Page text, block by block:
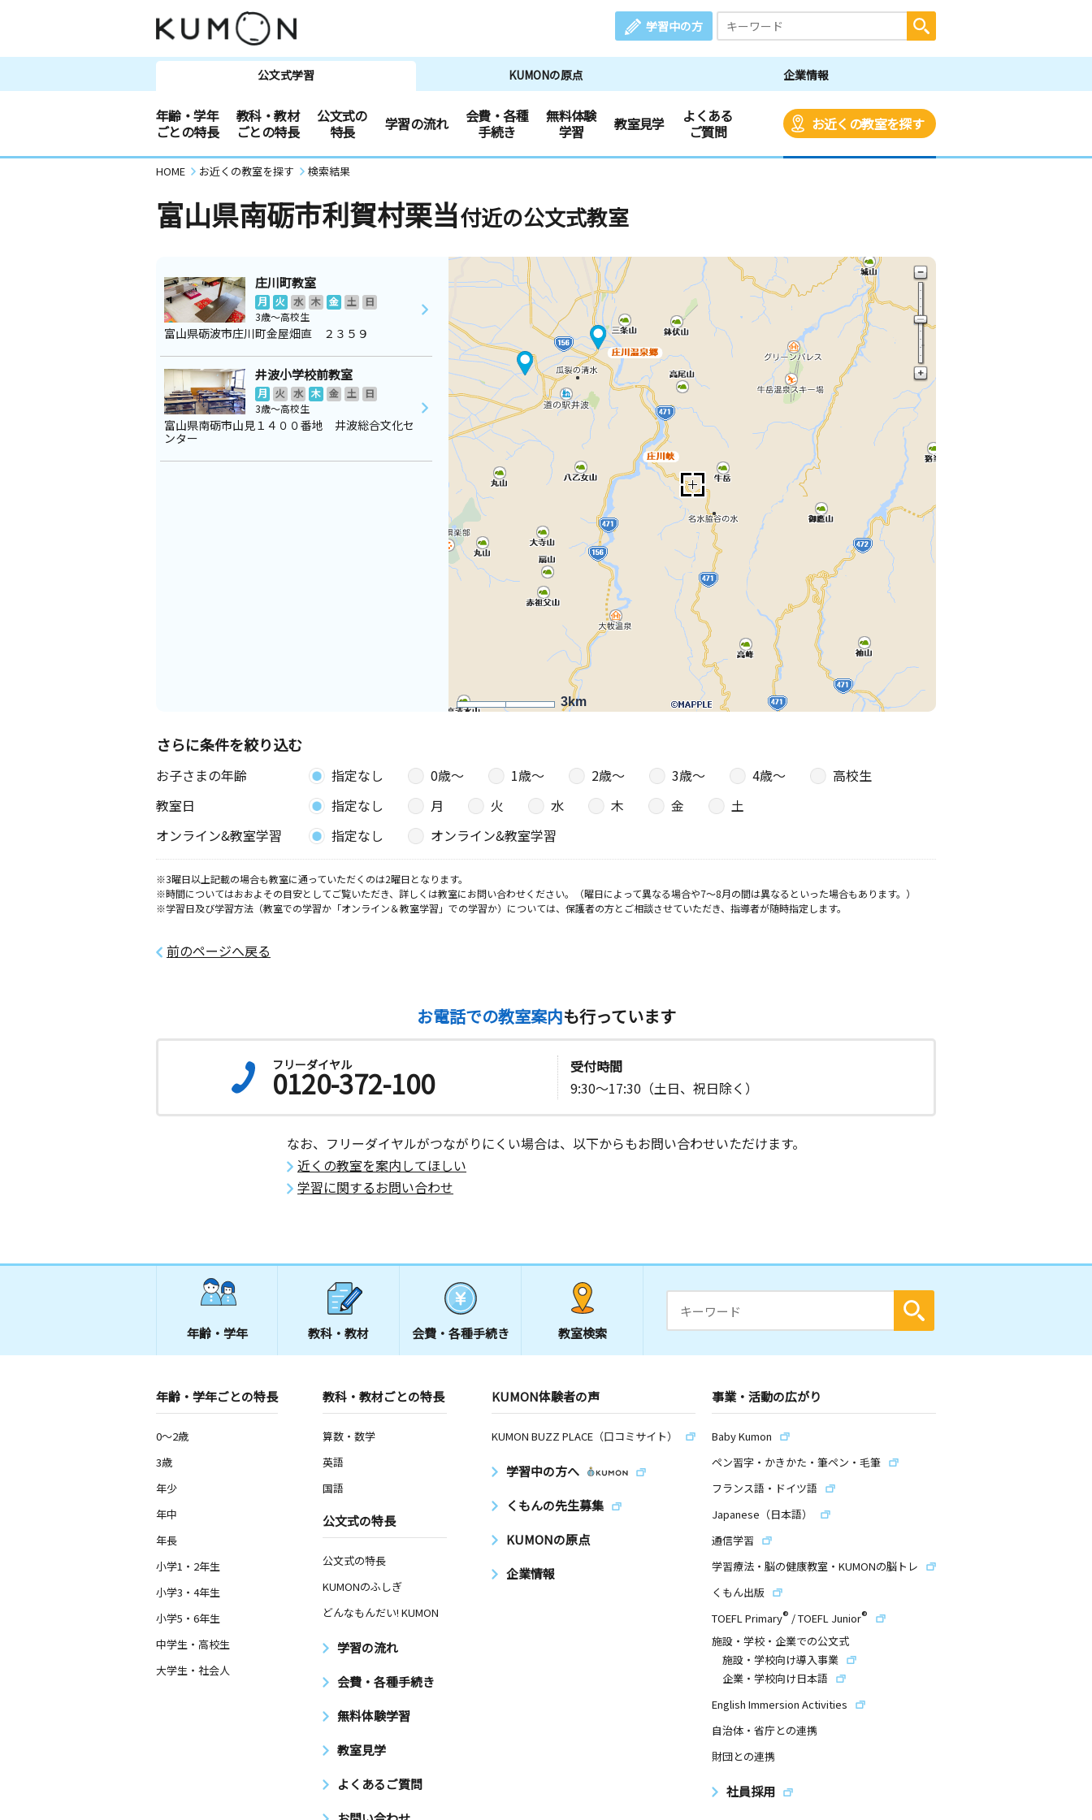
学習中の方
公文式学習 KUMONの原点 企業情報
年齢・学年
ごとの特長
教科・教材
ごとの特長
公文式の
特長
学習の流れ
会費・各種
手続き
無料体験
学習
教室見学
よくある
ご質問
お近くの教室を探す
HOME お近くの教室を探す 検索結果
富山県南砺市利賀村栗当付近の公文式教室
3km
庄川町教室
月 火 水 木 金 土
日
3歳～高校生
富山県砺波市庄川町金屋畑直 ２３５９
井波小学校前教室
月 火 水 木 金 土
日
3歳～高校生
富山県南砺市山見１４００番地 井波総合文化セ
ンター
さらに条件を絞り込む
お子さまの年齢 指定なし 0歳〜 1歳〜 2歳〜 3歳〜 4歳〜
高校生
教室日
指定なし 月 火 水 木 金
土
オンライン&教室学習
指定なし オンライン&教室学習
※3曜日以上記載の場合も教室に通っていただくのは2曜日となります。
※時間についてはおおよその目安としてご覧いただき、詳しくは教室にお問い合わせください。（曜日によって異なる場合や7～8月の間は異なるといった場合もあります。）
※学習日及び学習方法（教室での学習か「オンライン＆教室学習」での学習か）については、保護者の方とご相談させていただき、指導者が随時指定します。
前のページへ戻る
お電話での教室案内も行っています
フリーダイヤル
0120-372-100
受付時間
9:30～17:30（土日、祝日除く）
なお、フリーダイヤルがつながりにくい場合は、以下からもお問い合わせいただけます。
近くの教室を案内してほしい
学習に関するお問い合わせ
年齢・学年 教科・教材 会費・ 各種手続き 教室検索
年齢・学年ごとの特長
0～2歳
3歳
年少
年中
年長
小学1・2年生
小学3・4年生
小学5・6年生
中学生・高校生
大学生・社会人
教科・教材ごとの特長
算数・数学
英語
国語
公文式の特長
公文式の特長
KUMONのふしぎ
どんなもんだい! KUMON
学習の流れ
会費・各種手続き
無料体験学習
教室見学
よくあるご質問
KUMON体験者の声
KUMON BUZZ PLACE（口コミサイト）
学習中の方へ
くもんの先生募集
KUMONの原点
企業情報
事業・活動の広がり
Baby Kumon
ペン習字・かきかた・筆ペン・毛筆
フランス語・ドイツ語
Japanese（日本語）
通信学習
学習療法・脳の健康教室・KUMONの脳トレ
くもん出版
TOEFL Primary® /TOEFL Junior®
施設・学校・企業での公文式
施設・学校向け導入事業
企業・学校向け日本語
English Immersion Activities
自治体・省庁との連携
財団との連携
社員採用